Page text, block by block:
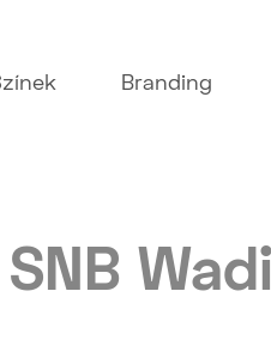
Branding
Wadi